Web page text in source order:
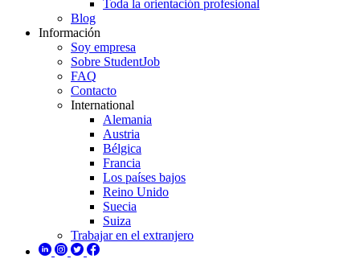
Toda la orientación profesional
Blog
Información
Soy empresa
Sobre StudentJob
FAQ
Contacto
International
Alemania
Austria
Bélgica
Francia
Los países bajos
Reino Unido
Suecia
Suiza
Trabajar en el extranjero